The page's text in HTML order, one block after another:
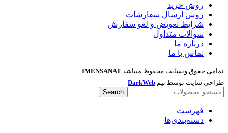
روش خرید
روش ارسال سفارشات
شرایط تعویض و لغو سفارش
سوالات متداول
درباره ما
تماس با ما
تمامی حقوق وبسایت محفوظ میباشد IMENSANAT
طراحی سایت توسط تیم DarkWeb
Search
فهرست
دسته‌بندی‌ها